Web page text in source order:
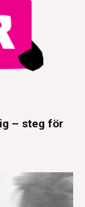
– steg för